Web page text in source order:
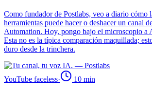
Como fundador de Postlabs, veo a diario cómo
herramientas puede hacer o deshacer un canal
Automation. Hoy, pongo bajo el microscopio a
Esta no es la típica comparación maquillada;
duro desde la trinchera.
YouTube faceless· 10 min